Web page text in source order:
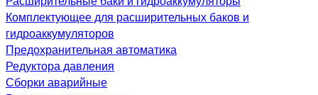
Комплектующее для расширительных баков и
гидроаккумуляторов
Предохранительная автоматика
Редуктора давления
Сборки аварийные